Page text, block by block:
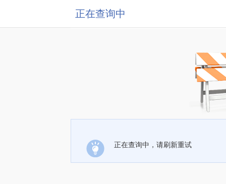
正在查询中
正在查询中，请刷新重试